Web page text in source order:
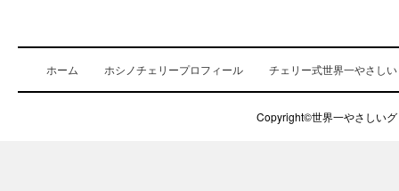
ホーム ホシノチェリープロフィール チェリー式世界一やさし
Copyright©世界一やさしい